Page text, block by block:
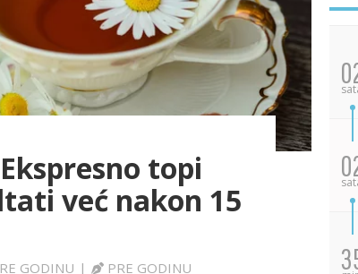
topi
već nakon 15
GODINU | PRE GODINU